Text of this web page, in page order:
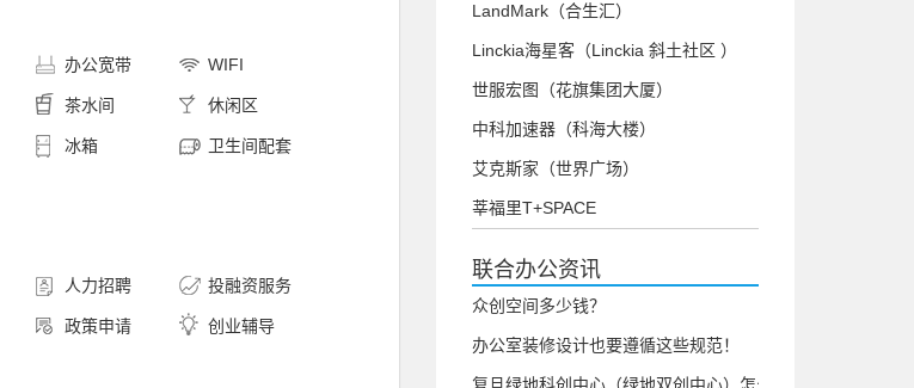
办公宽带 WIFI
茶水间 休闲区
冰箱 卫生间配套
人力招聘 投融资服务
政策申请 创业辅导
LandMark（合生汇）
Linckia海星客（Linckia 斜土社区 ）
世服宏图（花旗集团大厦）
中科加速器（科海大楼）
艾克斯家（世界广场）
莘福里T+SPACE
联合办公资讯
众创空间多少钱？
办公室装修设计也要遵循这些规范！